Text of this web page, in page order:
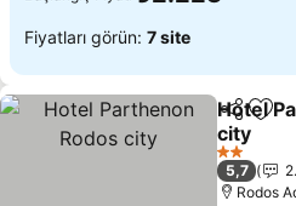
Fiyatları görün: 7 site
Paylaş
Hotel
city
Fiyatları
2 Yıldız
5,7
Rodos